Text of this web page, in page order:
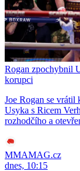
Rogan zpochybnil
korupci
Joe Rogan se vrátil
Usyka s Ricem
rozhodčího a
MMAMAG.cz
dnes, 10:15